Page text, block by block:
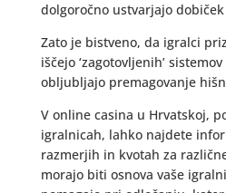
dolgoročno ustvarjajo
Zato je bistveno, da igralci
iščejo ‘zagotovljenih’
obljubljajo premagovanje
V online casina u Hrvatskoj,
igralnicah, lahko najdete
razmerjih in kvotah za
morajo biti osnova vaše